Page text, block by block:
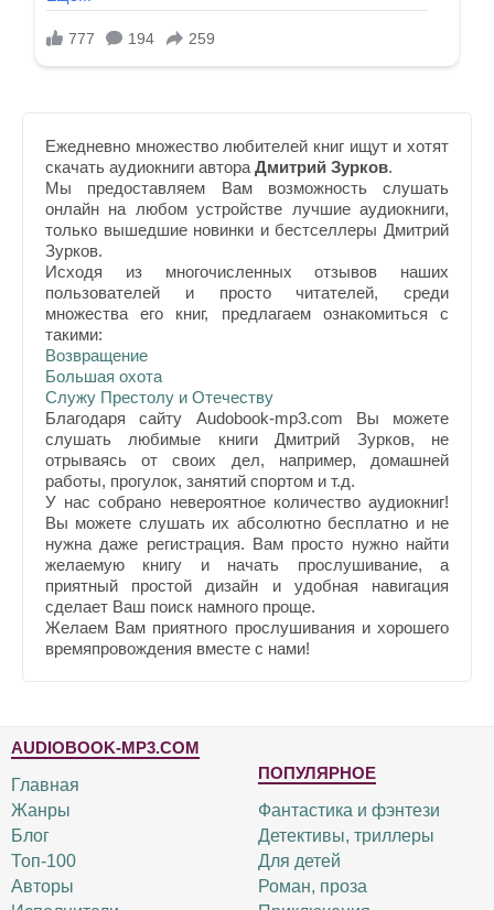
Ежедневно множество любителей книг ищут и хотят
скачать аудиокниги автора Дмитрий Зурков.
Мы предоставляем Вам возможность слушать
онлайн на любом устройстве лучшие аудиокниги,
только вышедшие новинки и бестселлеры Дмитрий
Зурков.
Исходя из многочисленных отзывов наших
пользователей и просто читателей, среди
множества его книг, предлагаем ознакомиться с
такими:
Возвращение
Большая охота
Служу Престолу и Отечеству
Благодаря сайту Audobook-mp3.com Вы можете
слушать любимые книги Дмитрий Зурков, не
отрываясь от своих дел, например, домашней
работы, прогулок, занятий спортом и т.д.
У нас собрано невероятное количество аудиокниг!
Вы можете слушать их абсолютно бесплатно и не
нужна даже регистрация. Вам просто нужно найти
желаемую книгу и начать прослушивание, а
приятный простой дизайн и удобная навигация
сделает Ваш поиск намного проще.
Желаем Вам приятного прослушивания и хорошего
времяпровождения вместе с нами!
AUDIOBOOK-MP3.COM
Главная
Жанры
Блог
Топ-100
Авторы
ПОПУЛЯРНОЕ
Фантастика и фэнтези
Детективы, триллеры
Для детей
Роман, проза